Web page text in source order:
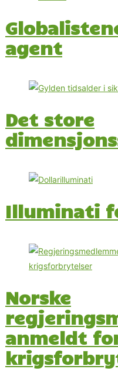
agent
Det store
Illuminati
Norske
anmeldt